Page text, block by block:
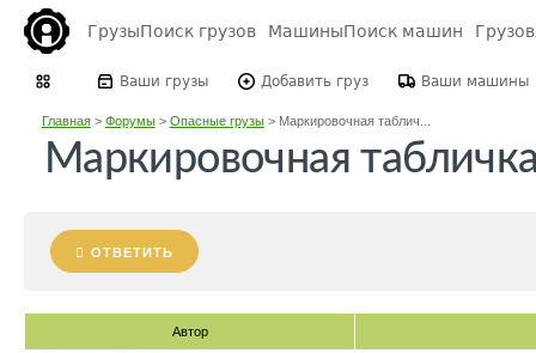
ГрузыПоиск грузов МашиныПоиск машин
Ваши грузы Добавить груз Ваши машины
Главная> Форумы> Опасные грузы> Маркировочная таблич...
Маркировочная
ОТВЕТИТЬ
Автор